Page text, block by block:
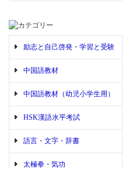
励志と自己啓発・学習と受験
中国語教材
中国語教材（幼児小学生用）
HSK漢語水平考試
語言・文字・辞書
太極拳・気功